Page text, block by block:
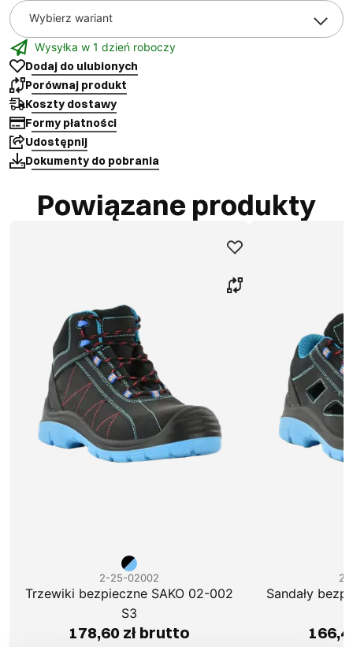
Wybierz wariant
Wysyłka w 1 dzień roboczy
Dodaj do ulubionych
Porównaj produkt
Koszty dostawy
Formy płatności
Udostępnij
Dokumenty do pobrania
Powiązane produkty
2-25-02002
Trzewiki bezpieczne SAKO 02-002
S3
178,60 zł brutto
2-
Sandały